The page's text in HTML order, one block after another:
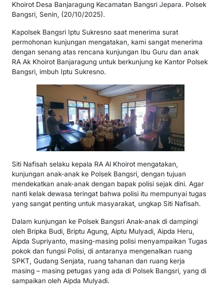
Khoirot Desa Banjaragung Kecamatan Bangsri Jepara. Polsek
Bangsri, Senin, (20/10/2025).
Kapolsek Bangsri Iptu Sukresno saat menerima surat
permohonan kunjungan mengatakan, kami sangat menerima
dengan senang atas rencana kunjungan Ibu Guru dan anak
RA Ak Khoirot Banjaragung untuk berkunjung ke Kantor Polsek
Bangsri, imbuh Iptu Sukresno.
Siti Nafisah selaku kepala RA Al Khoirot mengatakan,
kunjungan anak-anak ke Polsek Bangsri, dengan tujuan
mendekatkan anak-anak dengan bapak polisi sejak dini. Agar
nanti kelak dewasa teringat bahwa polisi itu mempunyai tugas
yang sangat penting untuk masyarakat, ungkap Siti Nafisah.
Dalam kunjungan ke Polsek Bangsri Anak-anak di dampingi
oleh Bripka Budi, Briptu Agung, Aiptu Mulyadi, Aipda Heru,
Aipda Supriyanto, masing-masing polisi menyampaikan Tugas
pokok dan fungsi Polisi, di antaranya mengenalkan ruang
SPKT, Gudang Senjata, ruang tahanan dan ruang kerja
masing – masing petugas yang ada di Polsek Bangsri, yang di
sampaikan oleh Aipda Mulyadi.